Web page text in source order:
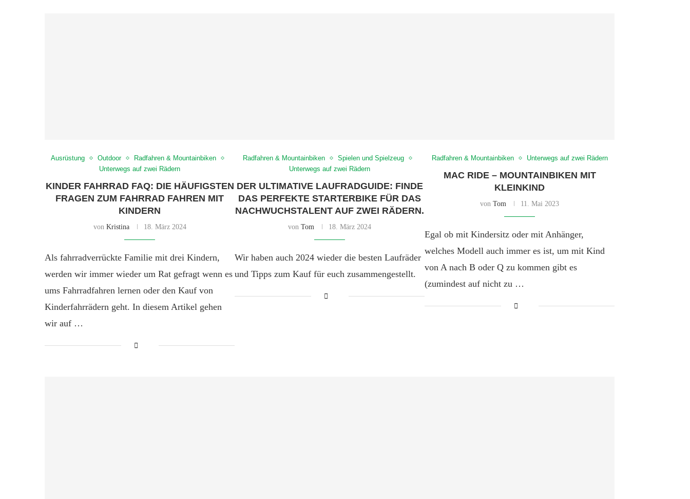
Ausrüstung Outdoor
Radfahren & Mountainbiken
Unterwegs auf zwei Rädern
KINDER FAHRRAD FAQ: DIE HÄUFIGSTEN
FRAGEN ZUM FAHRRAD FAHREN MIT
KINDERN
von Kristina 18. März 2024
Als fahrradverrückte Familie mit drei Kindern,
werden wir immer wieder um Rat gefragt wenn es
ums Fahrradfahren lernen oder den Kauf von
Kinderfahrrädern geht. In diesem Artikel gehen
wir auf …
Radfahren & Mountainbiken
Spielen und Spielzeug
Unterwegs auf zwei Rädern
DER ULTIMATIVE LAUFRADGUIDE: FINDE
DAS PERFEKTE STARTERBIKE FÜR DAS
NACHWUCHSTALENT AUF ZWEI RÄDERN.
von Tom 18. März 2024
Wir haben auch 2024 wieder die besten Laufräder
und Tipps zum Kauf für euch zusammengestellt.
Radfahren & Mountainbiken Unterwegs auf zwei Rädern
MAC RIDE – MOUNTAINBIKEN MIT
KLEINKIND
von Tom 11. Mai 2023
Egal ob mit Kindersitz oder mit Anhänger,
welches Modell auch immer es ist, um mit Kind
von A nach B oder Q zu kommen gibt es
(zumindest auf nicht zu …